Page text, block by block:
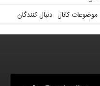
موضوعات کانال دنبال کنندگان